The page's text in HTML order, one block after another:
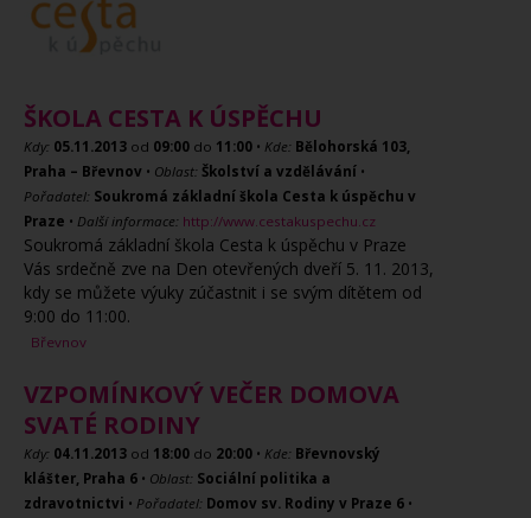
ŠKOLA CESTA K ÚSPĚCHU
Kdy: 05.11.2013 od 09:00 do 11:00 • Kde: Bělohorská 103,
Praha – Břevnov • Oblast: Školství a vzdělávání •
Pořadatel: Soukromá základní škola Cesta k úspěchu v
Praze • Další informace: http://www.cestakuspechu.cz
Soukromá základní škola Cesta k úspěchu v Praze
Vás srdečně zve na Den otevřených dveří 5. 11. 2013,
kdy se můžete výuky zúčastnit i se svým dítětem od
9:00 do 11:00.
Břevnov
VZPOMÍNKOVÝ VEČER DOMOVA
SVATÉ RODINY
Kdy: 04.11.2013 od 18:00 do 20:00 • Kde: Břevnovský
klášter, Praha 6 • Oblast: Sociální politika a
zdravotnictvi • Pořadatel: Domov sv. Rodiny v Praze 6 •